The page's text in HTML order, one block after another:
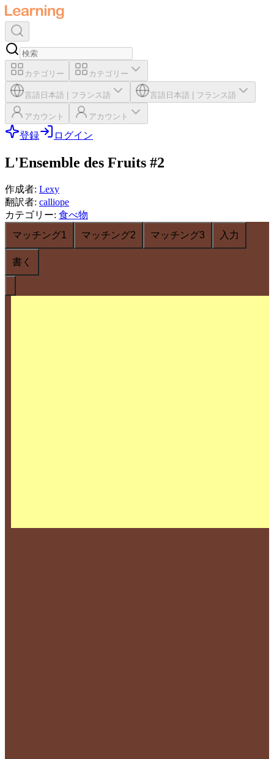
カテゴリー カテゴリー
言語 日本語 フランス語 言語 日本語 フランス語
アカウント アカウント
登録 ログイン
L'Ensemble des Fruits #2
作成者: Lexy
翻訳者: calliope
カテゴリー: 食べ物
マッチング1
マッチング2 マッチング3 入力
書く